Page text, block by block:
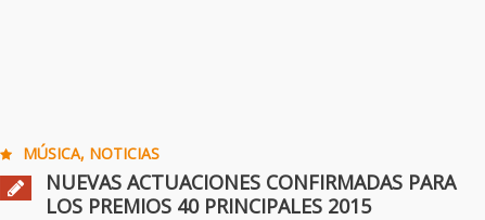
MÚSICA, NOTICIAS
NUEVAS ACTUACIONES CONFIRMADAS PARA
LOS PREMIOS 40 PRINCIPALES 2015